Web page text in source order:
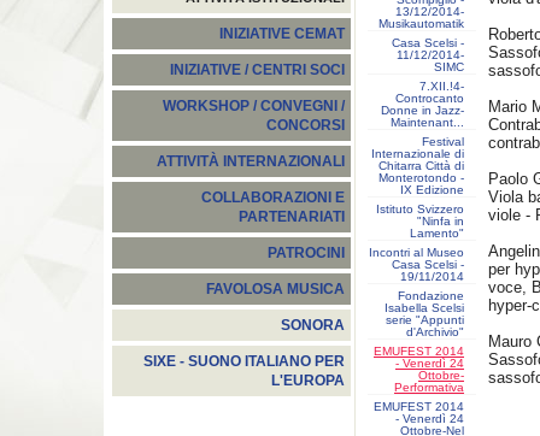
INIZIATIVE CEMAT
INIZIATIVE / CENTRI SOCI
WORKSHOP / CONVEGNI /
CONCORSI
ATTIVITÀ INTERNAZIONALI
COLLABORAZIONI E
PARTENARIATI
PATROCINI
FAVOLOSA MUSICA
SONORA
SIXE - SUONO ITALIANO PER
L'EUROPA
13/12/2014-
Musikautomatik
Casa Scelsi -
11/12/2014-
SIMC
7.XII.!4-
Controcanto
Donne in Jazz-
Maintenant...
Festival
Internazionale di
Chitarra Città di
Monterotondo -
IX Edizione
Istituto Svizzero
"Ninfa in
Lamento"
Incontri al Museo
Casa Scelsi -
19/11/2014
Fondazione
Isabella Scelsi
serie "Appunti
d'Archivio"
EMUFEST 2014
- Venerdì 24
Ottobre-
Performativa
EMUFEST 2014
- Venerdì 24
Ottobre-Nel
Mario
Paolo
Viola
viole -
per
voce,
hyper-
Mauro